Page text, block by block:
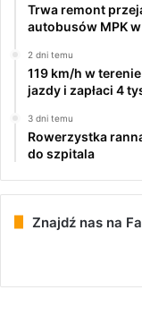
Trwa remont
autobusów MPK
2 dni temu
119 km/h w
jazdy i zapłaci 4
3 dni temu
Rowerzystka
do szpitala
Znajdź nas na